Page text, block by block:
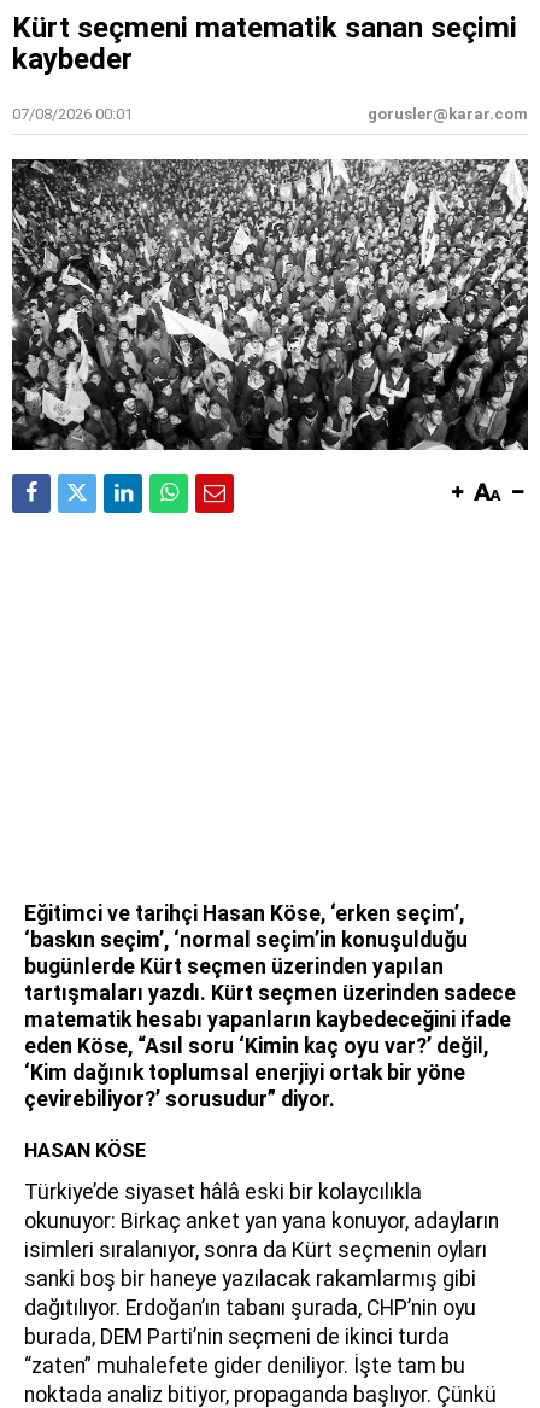
Kürt seçmeni matematik sanan seçimi
kaybeder
07/08/2026 00:01 gorusler@karar.com
Eğitimci ve tarihçi Hasan Köse, ‘erken seçim’,
‘baskın seçim’, ‘normal seçim’in konuşulduğu
bugünlerde Kürt seçmen üzerinden yapılan
tartışmaları yazdı. Kürt seçmen üzerinden sadece
matematik hesabı yapanların kaybedeceğini ifade
eden Köse, “Asıl soru ‘Kimin kaç oyu var?’ değil,
‘Kim dağınık toplumsal enerjiyi ortak bir yöne
çevirebiliyor?’ sorusudur” diyor.
HASAN KÖSE
Türkiye’de siyaset hâlâ eski bir kolaycılıkla
okunuyor: Birkaç anket yan yana konuyor, adayların
isimleri sıralanıyor, sonra da Kürt seçmenin oyları
sanki boş bir haneye yazılacak rakamlarmış gibi
dağıtılıyor. Erdoğan’ın tabanı şurada, CHP’nin oyu
burada, DEM Parti’nin seçmeni de ikinci turda
“zaten” muhalefete gider deniliyor. İşte tam bu
noktada analiz bitiyor, propaganda başlıyor. Çünkü